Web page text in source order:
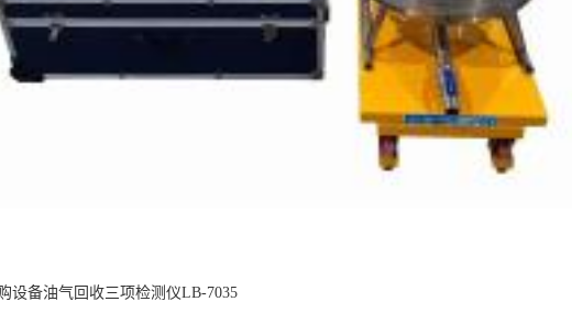
设备油气回收三项检测仪LB-7035